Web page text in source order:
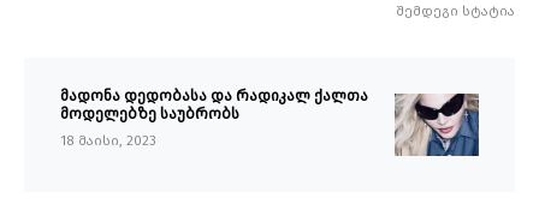
შემდეგი სტატია
მადონა დედობასა და რადიკალ ქალთა
მოდელებზე საუბრობს
18 მაისი, 2023